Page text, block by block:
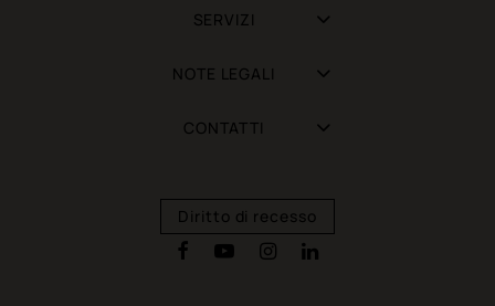
SERVIZI
NOTE LEGALI
CONTATTI
Diritto di recesso